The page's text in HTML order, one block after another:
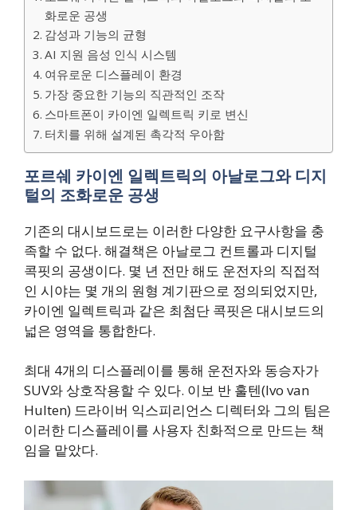
화로운 공생
감성과 기능의 균형
AI 지원 음성 인식 시스템
여유로운 디스플레이 환경
가장 중요한 기능의 직관적인 조작
스마트폰이 카이엔 일렉트릭 키로 변신
터치를 위해 설계된 촉각적 우아함
포르쉐 카이엔 일렉트릭의 아날로그와 디지
털의 조화로운 공생
기존의 대시보드로는 이러한 다양한 요구사항을 충
족할 수 없다. 해결책은 아날로그 컨트롤과 디지털
콕핏의 공생이다. 몇 년 전만 해도 운전자의 직접적
인 시야는 몇 개의 원형 계기판으로 정의되었지만,
카이엔 일렉트릭과 같은 최첨단 콕핏은 대시보드의
넓은 영역을 통합한다.
최대 4개의 디스플레이를 통해 운전자와 동승자가
SUV와 상호작용할 수 있다. 이보 반 훌텐(Ivo van
Hulten) 드라이버 익스피리언스 디렉터와 그의 팀은
이러한 디스플레이를 사용자 친화적으로 만드는 책
임을 맡았다.